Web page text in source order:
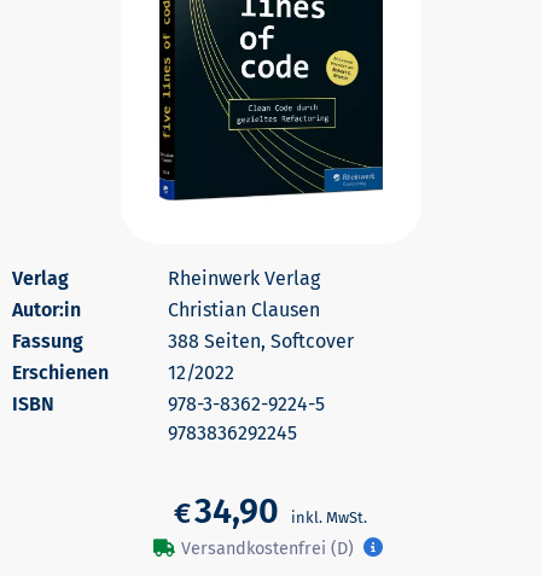
Rheinwerk Verlag
Autor:in
Christian Clausen
388 Seiten, Softcover
Erschienen
12/2022
978-3-8362-9224-5
9783836292245
€34,90
Versandkostenfrei (D)